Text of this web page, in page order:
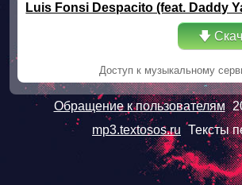
Luis Fonsi Despacito (feat. Daddy
🡇
Доступ к музыкальному
Обращение к пользователям
mp3.textosos.ru Тексты